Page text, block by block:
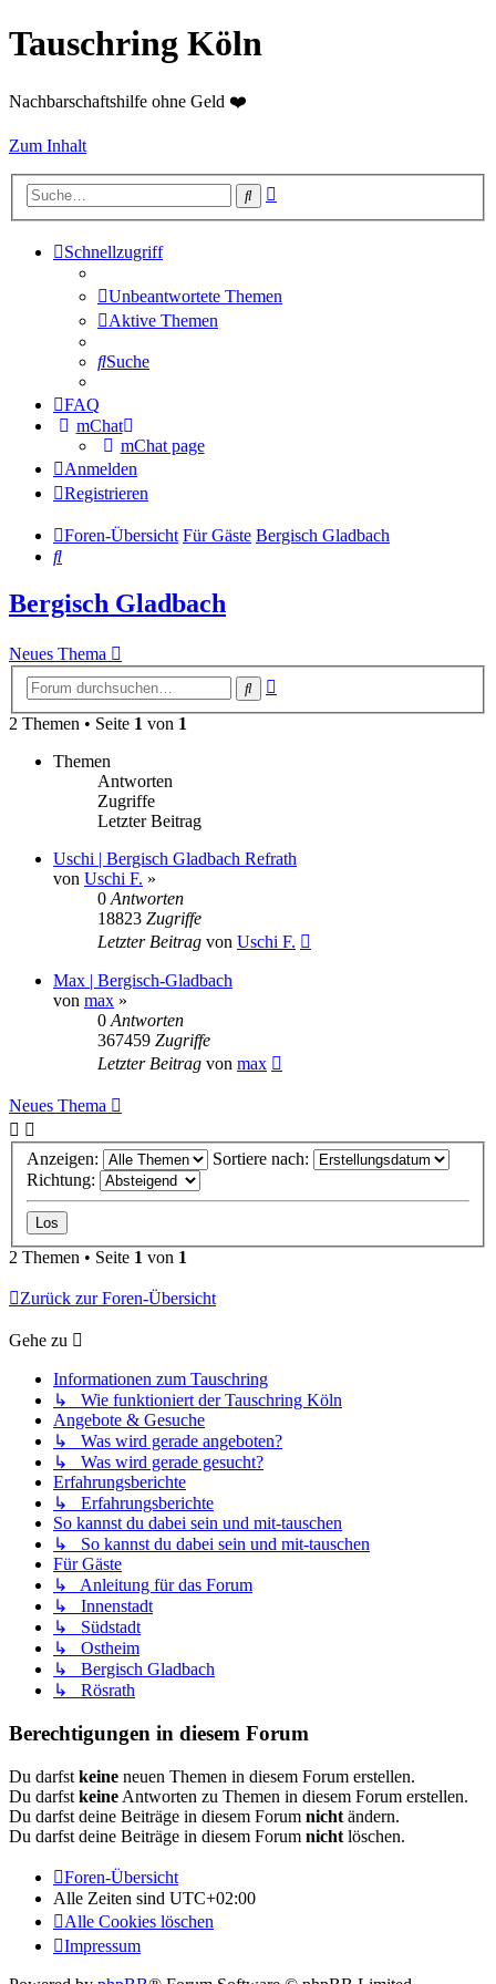
Tauschring Köln
Nachbarschaftshilfe ohne Geld ❤️
Zum Inhalt
Suche
Schnellzugriff
Unbeantwortete Themen
Aktive Themen
Suche
FAQ
mChat
mChat page
Anmelden
Registrieren
Foren-Übersicht Für Gäste Bergisch Gladbach
Suche
Bergisch Gladbach
Neues Thema
Suche
2 Themen • Seite 1 von 1
Themen
Antworten
Zugriffe
Letzter Beitrag
Uschi | Bergisch Gladbach Refrath
von Uschi F. »
0 Antworten
18823 Zugriffe
Letzter Beitrag von Uschi F.
Max | Bergisch-Gladbach
von max »
0 Antworten
367459 Zugriffe
Letzter Beitrag von max
Neues Thema
Anzeigen:
Sortiere nach:
Richtung:
2 Themen • Seite 1 von 1
Zurück zur Foren-Übersicht
Gehe zu
Informationen zum Tauschring
↳ Wie funktioniert der Tauschring Köln
Angebote & Gesuche
↳ Was wird gerade angeboten?
↳ Was wird gerade gesucht?
Erfahrungsberichte
↳ Erfahrungsberichte
So kannst du dabei sein und mit-tauschen
↳ So kannst du dabei sein und mit-tauschen
Für Gäste
↳ Anleitung für das Forum
↳ Innenstadt
↳ Südstadt
↳ Ostheim
↳ Bergisch Gladbach
↳ Rösrath
Berechtigungen in diesem Forum
Du darfst keine neuen Themen in diesem Forum erstellen.
Du darfst keine Antworten zu Themen in diesem Forum erstellen.
Du darfst deine Beiträge in diesem Forum nicht ändern.
Du darfst deine Beiträge in diesem Forum nicht löschen.
Foren-Übersicht
Alle Zeiten sind UTC+02:00
Alle Cookies löschen
Impressum